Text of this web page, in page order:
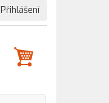
Přihlášení